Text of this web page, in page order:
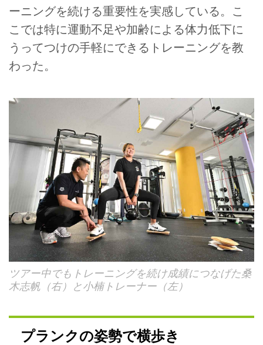
ーニングを続ける重要性を実感している。こ
こでは特に運動不足や加齢による体力低下に
うってつけの手軽にできるトレーニングを教
わった。
ツアー中でもトレーニングを続け成績につなげた桑
木志帆（右）と小楠トレーナー（左）
プランクの姿勢で横歩き